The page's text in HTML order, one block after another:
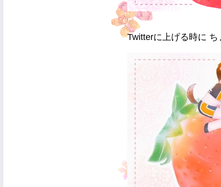
Twitterに上げる時に